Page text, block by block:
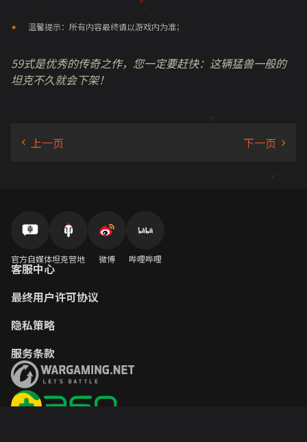
温馨提示：所有内容最终请以游戏内为准；
59式是优秀的传奇之作，您一定要赶快：这辆猛兽一般的
坦克不久就会下架！
官方自媒体坦克营地 微博 哔哩哔哩
客服中心
最终用户许可协议
隐私策略
服务条款